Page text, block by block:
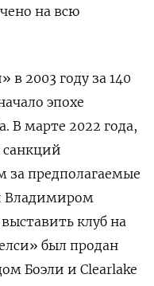
на всю
в 2003 году за 140
эпохе
В марте 2022 года,
санкций
за предполагаемые
Владимиром
клуб на
был продан
Боэли и Clearlake